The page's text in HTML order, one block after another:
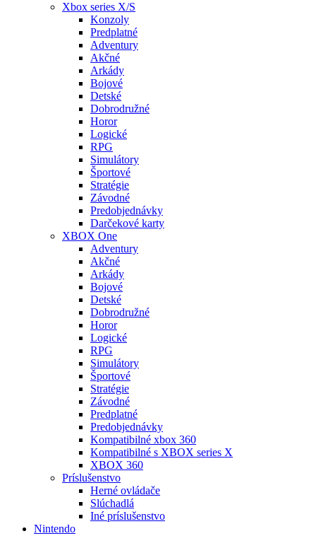
Xbox series X/S
Konzoly
Predplatné
Adventury
Akčné
Arkády
Bojové
Detské
Dobrodružné
Horor
Logické
RPG
Simulátory
Športové
Stratégie
Závodné
Predobjednávky
Darčekové karty
XBOX One
Adventury
Akčné
Arkády
Bojové
Detské
Dobrodružné
Horor
Logické
RPG
Simulátory
Športové
Stratégie
Závodné
Predplatné
Predobjednávky
Kompatibilné xbox 360
Kompatibilné s XBOX series X
XBOX 360
Príslušenstvo
Herné ovládače
Slúchadlá
Iné príslušenstvo
Nintendo